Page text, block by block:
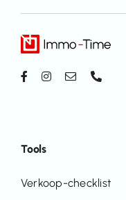
Tools
Verkoop-checklist